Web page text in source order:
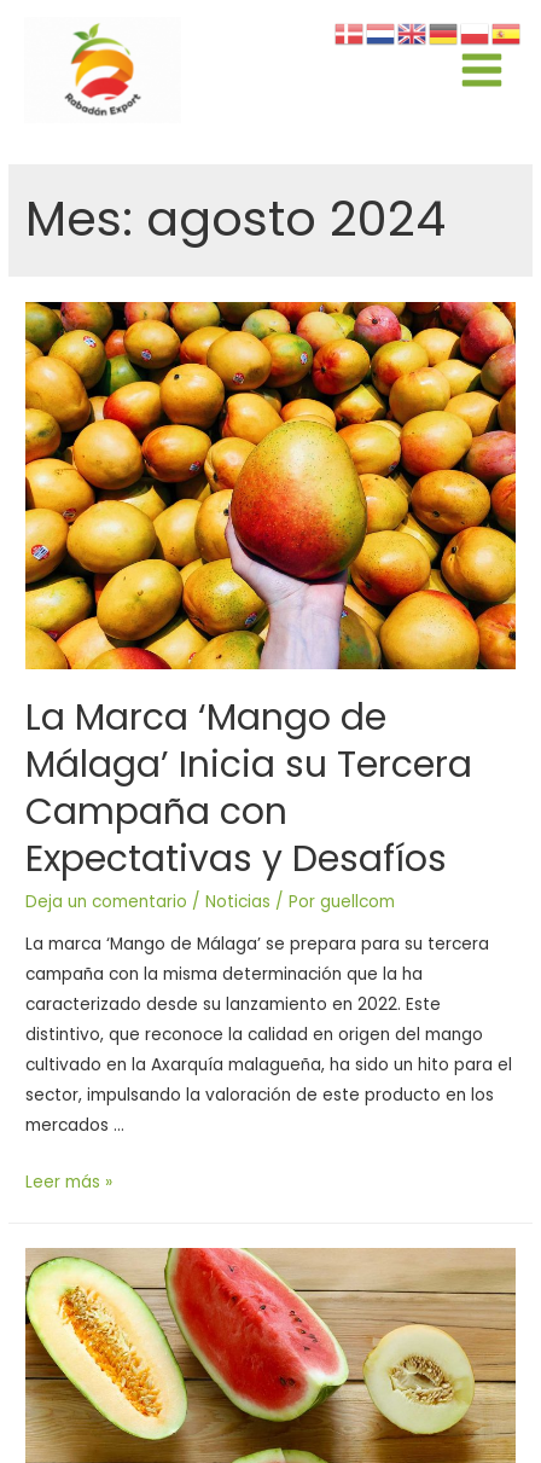
Mes: agosto 2024
La Marca ‘Mango de
Málaga’ Inicia su Tercera
Campaña con
Expectativas y Desafíos
Deja un comentario /Noticias / Porguellcom
La marca ‘Mango de Málaga’ se prepara para su tercera
campaña con la misma determinación que la ha
caracterizado desde su lanzamiento en 2022. Este
distintivo, que reconoce la calidad en origen del mango
cultivado en la Axarquía malagueña, ha sido un hito para el
sector, impulsando la valoración de este producto en los
mercados …
Leer más »